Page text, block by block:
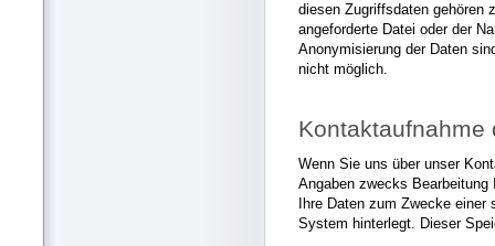
diesen Zugriffsdaten gehören
angeforderte Datei oder der
Anonymisierung der Daten
nicht möglich.
Kontaktaufnahme
Wenn Sie uns über unser
Angaben zwecks Bearbeitung
Ihre Daten zum Zwecke einer
System hinterlegt. Dieser